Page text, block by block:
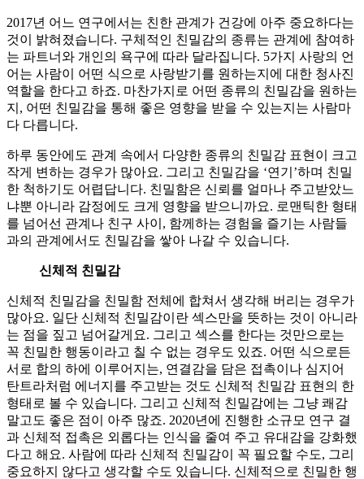
2017년 어느 연구에서는 친한 관계가 건강에 아주 중요하다는
것이 밝혀졌습니다. 구체적인 친밀감의 종류는 관계에 참여하
는 파트너와 개인의 욕구에 따라 달라집니다. 5가지 사랑의 언
어는 사람이 어떤 식으로 사랑받기를 원하는지에 대한 청사진
역할을 한다고 하죠. 마찬가지로 어떤 종류의 친밀감을 원하는
지, 어떤 친밀감을 통해 좋은 영향을 받을 수 있는지는 사람마
다 다릅니다.
하루 동안에도 관계 속에서 다양한 종류의 친밀감 표현이 크고
작게 변하는 경우가 많아요. 그리고 친밀감을 ‘연기’하며 친밀
한 척하기도 어렵답니다. 친밀함은 신뢰를 얼마나 주고받았느
냐뿐 아니라 감정에도 크게 영향을 받으니까요. 로맨틱한 형태
를 넘어선 관계나 친구 사이, 함께하는 경험을 즐기는 사람들
과의 관계에서도 친밀감을 쌓아 나갈 수 있습니다.
신체적 친밀감
신체적 친밀감을 친밀함 전체에 합쳐서 생각해 버리는 경우가
많아요. 일단 신체적 친밀감이란 섹스만을 뜻하는 것이 아니라
는 점을 짚고 넘어갈게요. 그리고 섹스를 한다는 것만으로는
꼭 친밀한 행동이라고 칠 수 없는 경우도 있죠. 어떤 식으로든
서로 합의 하에 이루어지는, 연결감을 담은 접촉이나 심지어
탄트라처럼 에너지를 주고받는 것도 신체적 친밀감 표현의 한
형태로 볼 수 있습니다. 그리고 신체적 친밀감에는 그냥 쾌감
말고도 좋은 점이 아주 많죠. 2020년에 진행한 소규모 연구 결
과 신체적 접촉은 외롭다는 인식을 줄여 주고 유대감을 강화했
다고 해요. 사람에 따라 신체적 친밀감이 꼭 필요할 수도, 그리
중요하지 않다고 생각할 수도 있습니다. 신체적으로 친밀한 행